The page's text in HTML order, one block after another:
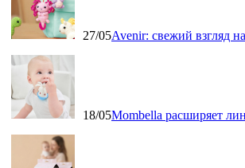
27/05Avenir: свежий взгляд
18/05Mombella расширяет